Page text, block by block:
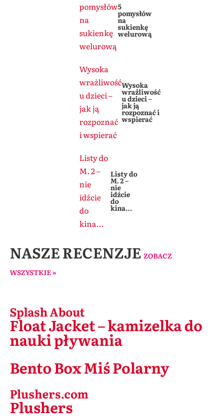
pomysłów
na
sukienkę
welurową
5
pomysłów
na
sukienkę
welurową
Wysoka
wrażliwość
u dzieci –
jak ją
rozpoznać
i wspierać
Wysoka
wrażliwość
u dzieci –
jak ją
rozpoznać i
wspierać
Listy do
M. 2 –
nie
idźcie
do
kina…
Listy do
M. 2 –
nie
idźcie
do
kina…
NASZE RECENZJE ZOBACZ
WSZYSTKIE »
Splash About
Float Jacket – kamizelka do
nauki pływania
Bento Box Miś Polarny
Plushers.com
Plushers